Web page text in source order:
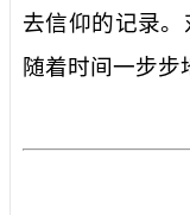
去信仰的记录
随着时间一步步